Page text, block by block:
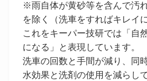
※雨自体が黄砂等を含んで汚
を除く（洗車をすればキレイ
これをキーパー技研では「自
になる」と表現しています。
洗車の回数と手間が減り、同
水効果と洗剤の使用を減らし